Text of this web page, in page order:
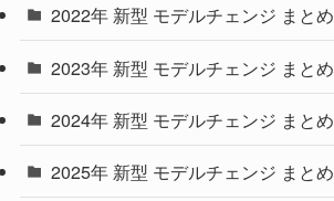
(9)
(22)
(4)
(9)
2022年 新型 モデルチェンジ まとめ
2023年 新型 モデルチェンジ まとめ
2024年 新型 モデルチェンジ まとめ
2025年 新型 モデルチェンジ まとめ